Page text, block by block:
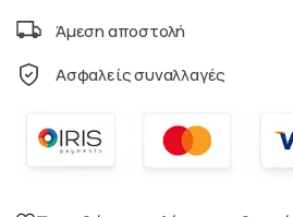
Άμεση αποστολή
Ασφαλείς συναλλαγές